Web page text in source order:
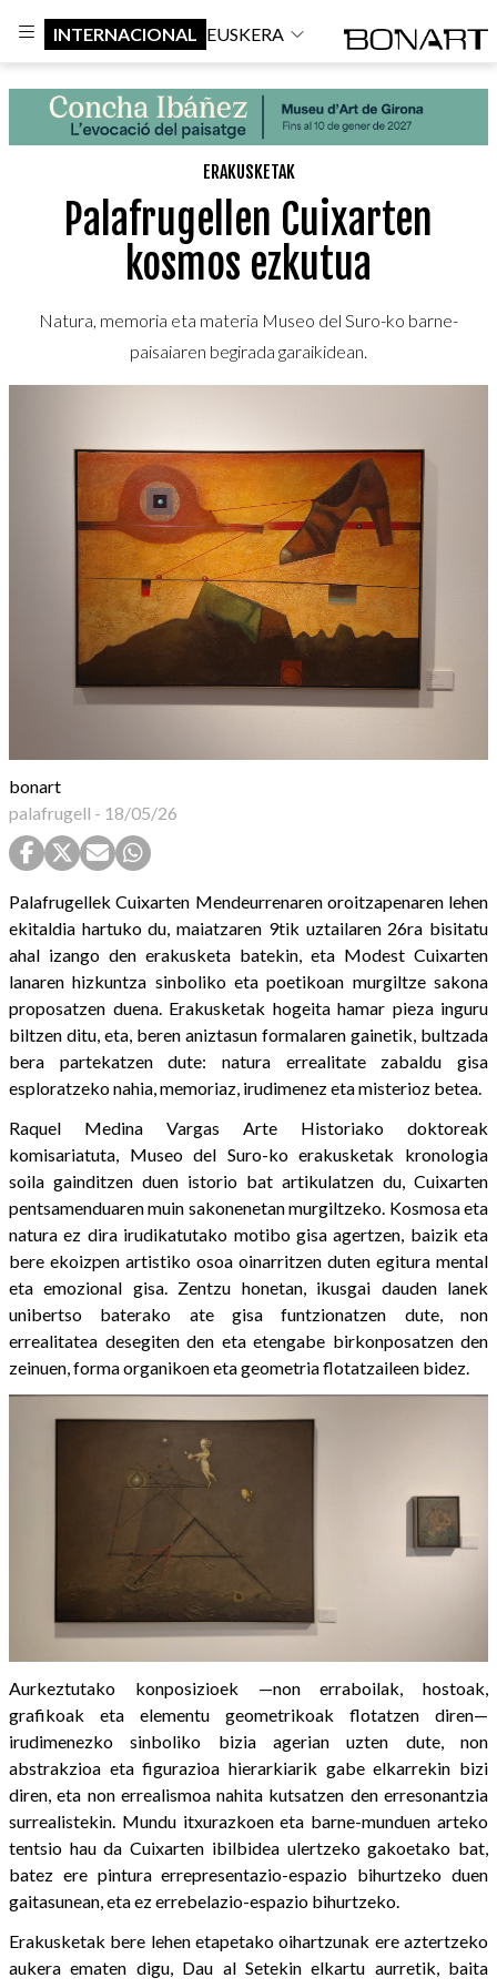
INTERNACIONAL EUSKERA
ERAKUSKETAK
Palafrugellen Cuixarten
kosmos ezkutua
Natura, memoria eta materia Museo del Suro-ko barne-
paisaiaren begirada garaikidean.
bonart
palafrugell - 18/05/26
Palafrugellek Cuixarten Mendeurrenaren oroitzapenaren lehen
ekitaldia hartuko du, maiatzaren 9tik uztailaren 26ra bisitatu
ahal izango den erakusketa batekin, eta Modest Cuixarten
lanaren hizkuntza sinboliko eta poetikoan murgiltze sakona
proposatzen duena. Erakusketak hogeita hamar pieza inguru
biltzen ditu, eta, beren aniztasun formalaren gainetik, bultzada
bera partekatzen dute: natura errealitate zabaldu gisa
esploratzeko nahia, memoriaz, irudimenez eta misterioz betea.
Raquel Medina Vargas Arte Historiako doktoreak
komisariatuta, Museo del Suro-ko erakusketak kronologia
soila gainditzen duen istorio bat artikulatzen du, Cuixarten
pentsamenduaren muin sakonenetan murgiltzeko. Kosmosa eta
natura ez dira irudikatutako motibo gisa agertzen, baizik eta
bere ekoizpen artistiko osoa oinarritzen duten egitura mental
eta emozional gisa. Zentzu honetan, ikusgai dauden lanek
unibertso baterako ate gisa funtzionatzen dute, non
errealitatea desegiten den eta etengabe birkonposatzen den
zeinuen, forma organikoen eta geometria flotatzaileen bidez.
Aurkeztutako konposizioek —non erraboilak, hostoak,
grafikoak eta elementu geometrikoak flotatzen diren—
irudimenezko sinboliko bizia agerian uzten dute, non
abstrakzioa eta figurazioa hierarkiarik gabe elkarrekin bizi
diren, eta non errealismoa nahita kutsatzen den erresonantzia
surrealistekin. Mundu itxurazkoen eta barne-munduen arteko
tentsio hau da Cuixarten ibilbidea ulertzeko gakoetako bat,
batez ere pintura errepresentazio-espazio bihurtzeko duen
gaitasunean, eta ez errebelazio-espazio bihurtzeko.
Erakusketak bere lehen etapetako oihartzunak ere aztertzeko
aukera ematen digu, Dau al Setekin elkartu aurretik, baita